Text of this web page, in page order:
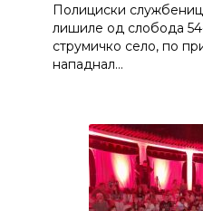
Полициски
лишиле од слобода
струмичко село, по
нападнал…